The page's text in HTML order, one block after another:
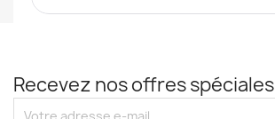
Recevez nos offres spéciales